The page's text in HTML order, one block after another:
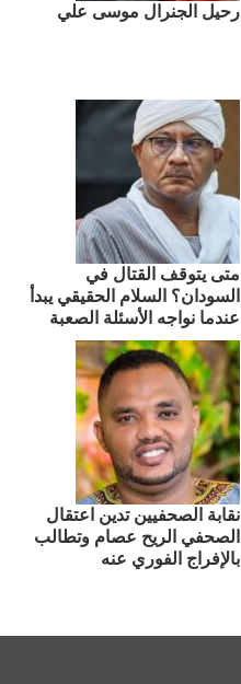
رحيل الجنرال موسى علي
متى يتوقف القتال في
السودان؟ السلام الحقيقي يبدأ
عندما نواجه الأسئلة الصعبة
نقابة الصحفيين تدين اعتقال
الصحفي الريح عصام وتطالب
بالإفراج الفوري عنه